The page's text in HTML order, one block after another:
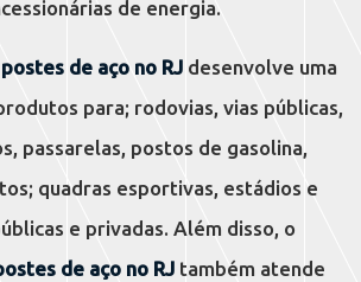
de energia.
de aço no RJ desenvolve uma
para; rodovias, vias públicas,
passarelas, postos de gasolina,
quadras esportivas, estádios e
e privadas. Além disso, o
de aço no RJ também atende